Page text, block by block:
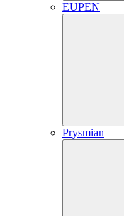
EUPEN
Prysmian